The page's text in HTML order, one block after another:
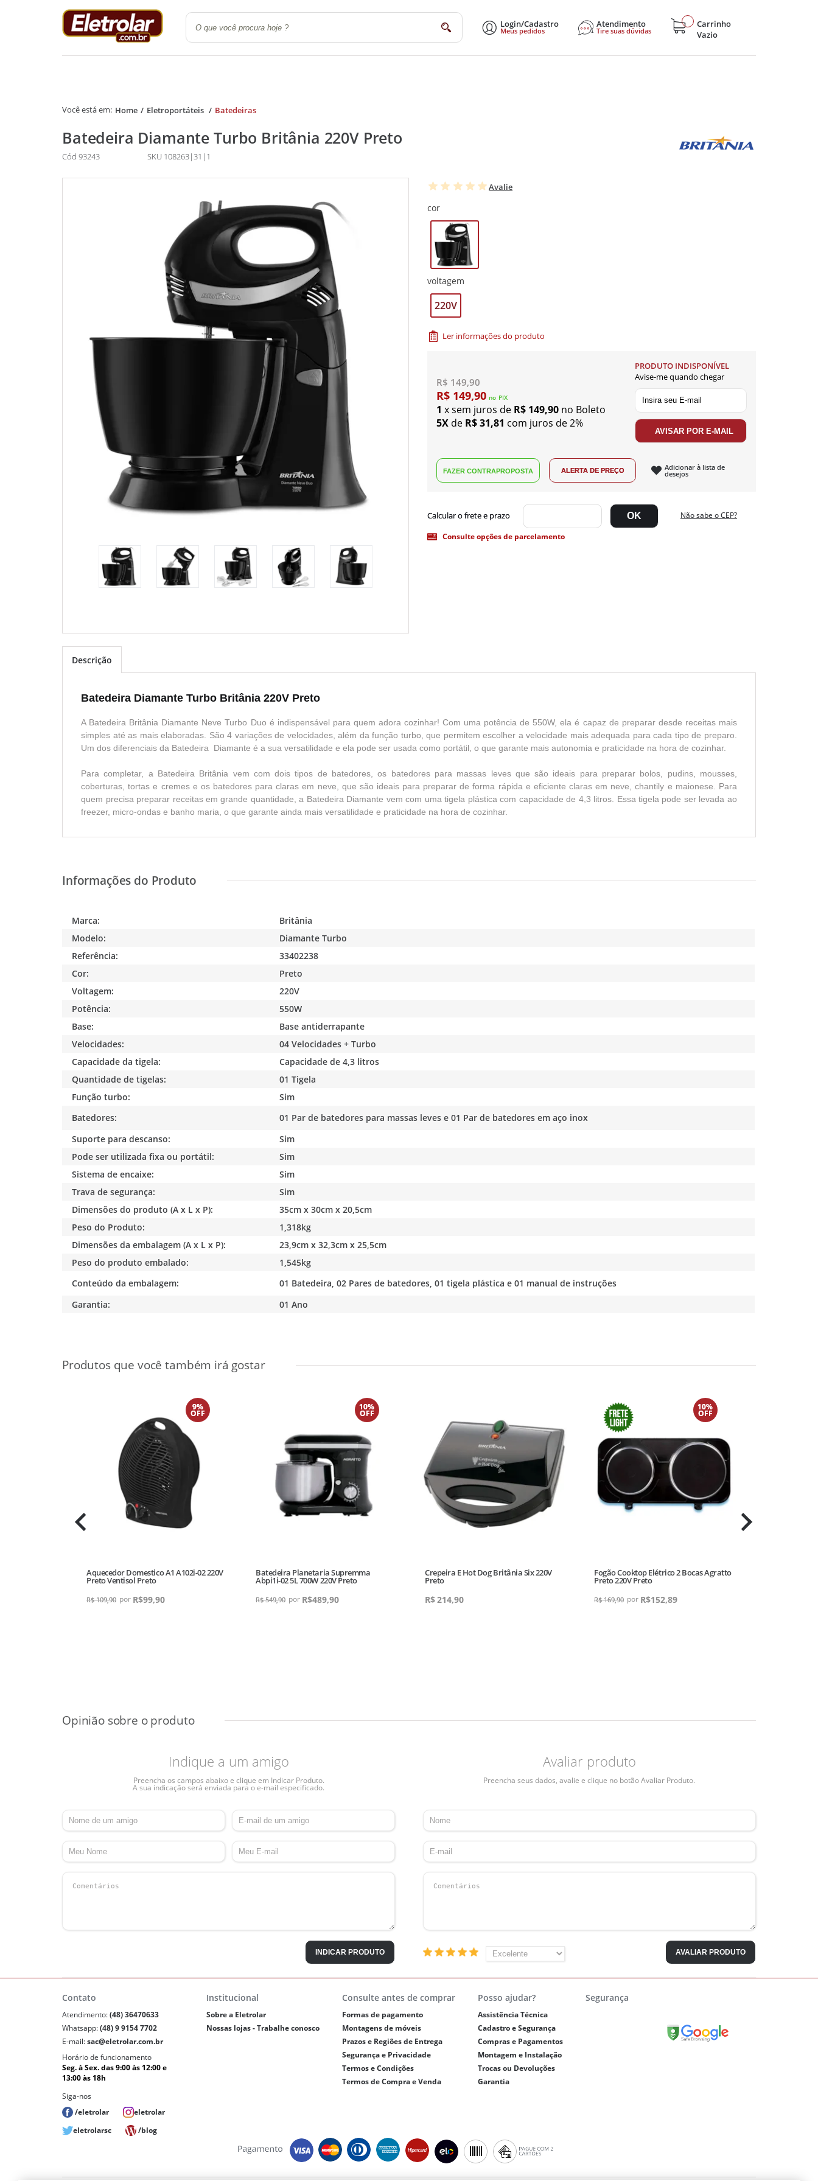
Login/Cadastro
Meus pedidos
Atendimento
Tire suas dúvidas
Carrinho
Vazio
Quarto Utilidades Domésticas Eletrodomésticos Eletroportáteis Hobby e Lazer
Home Eletroportáteis Batedeiras
Batedeira Diamante Turbo Britânia 220V Preto
Cód 93243 SKU 108263|31|1
Avalie
cor
voltagem
220V
Ler informações do produto
R$ 149,90
R$ 149,90 no PIX
1 x sem juros de R$ 149,90 no Boleto
5X de R$ 31,81 com juros de 2%
PRODUTO INDISPONÍVEL
Avise-me quando chegar
Adicionar à lista de
desejos
Não sabe o CEP?
Consulte opções de parcelamento
Descrição
Batedeira Diamante Turbo Britânia 220V Preto
A Batedeira Britânia Diamante Neve Turbo Duo é indispensável para quem adora cozinhar! Com uma potência de 550W, ela é capaz de preparar desde receitas mais
simples até as mais elaboradas. São 4 variações de velocidades, além da função turbo, que permitem escolher a velocidade mais adequada para cada tipo de preparo.
Um dos diferenciais da Batedeira Diamante é a sua versatilidade e ela pode ser usada como portátil, o que garante mais autonomia e praticidade na hora de cozinhar.
Para completar, a Batedeira Britânia vem com dois tipos de batedores, os batedores para massas leves que são ideais para preparar bolos, pudins, mousses,
coberturas, tortas e cremes e os batedores para claras em neve, que são ideais para preparar de forma rápida e eficiente claras em neve, chantily e maionese. Para
quem precisa preparar receitas em grande quantidade, a Batedeira Diamante vem com uma tigela plástica com capacidade de 4,3 litros. Essa tigela pode ser levada ao
freezer, micro-ondas e banho maria, o que garante ainda mais versatilidade e praticidade na hora de cozinhar.
Marca:
Britânia
Modelo:
Diamante Turbo
Referência:
33402238
Cor:
Preto
Voltagem:
220V
Potência:
550W
Base:
Base antiderrapante
Velocidades:
04 Velocidades + Turbo
Capacidade da tigela:
Capacidade de 4,3 litros
Quantidade de tigelas:
01 Tigela
Função turbo:
Sim
Batedores:
01 Par de batedores para massas leves e 01 Par de batedores em aço inox
Suporte para descanso:
Sim
Pode ser utilizada fixa ou portátil:
Sim
Sistema de encaixe:
Sim
Trava de segurança:
Sim
Dimensões do produto (A x L x P):
35cm x 30cm x 20,5cm
Peso do Produto:
1,318kg
Dimensões da embalagem (A x L x P):
23,9cm x 32,3cm x 25,5cm
Peso do produto embalado:
1,545kg
Conteúdo da embalagem:
01 Batedeira, 02 Pares de batedores, 01 tigela plástica e 01 manual de instruções
Garantia:
01 Ano
9%
OFF
Aquecedor Domestico A1 A102i-02 220V
Preto Ventisol Preto
R$ 109,90 R$99,90
10%
OFF
Batedeira Planetaria Supremma
Abpi1i-02 5L 700W 220V Preto
R$ 549,90 R$489,90
Crepeira E Hot Dog Britânia Six 220V
Preto
R$214,90
10%
OFF
Fogão Cooktop Elétrico 2 Bocas Agratto
Preto 220V Preto
R$ 169,90 R$152,89
Indique a um amigo
Preencha os campos abaixo e clique em Indicar Produto.
A sua indicação será enviada para o e-mail especificado.
INDICAR PRODUTO
Avaliar produto
Preencha seus dados, avalie e clique no botão Avaliar Produto.
AVALIAR PRODUTO
Contato
Atendimento:(48) 36470633
Whatsapp:(48) 9 9154 7702
E-mail:sac@eletrolar.com.br
Horário de funcionamento
Seg. à Sex. das 9:00 às 12:00 e
13:00 às 18h
Siga-nos
/eletrolar
eletrolar
eletrolarsc
/blog
Institucional
Sobre a Eletrolar
Nossas lojas - Trabalhe conosco
Consulte antes de comprar
Formas de pagamento
Montagens de móveis
Prazos e Regiões de Entrega
Segurança e Privacidade
Termos e Condições
Termos de Compra e Venda
Posso ajudar?
Assistência Técnica
Cadastro e Segurança
Compras e Pagamentos
Montagem e Instalação
Trocas ou Devoluções
Garantia
Segurança